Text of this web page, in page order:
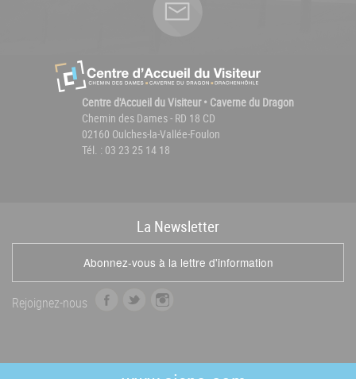
Centre d'Accueil du Visiteur • Caverne du Dragon
Chemin des Dames - RD 18 CD
02160 Oulches-la-Vallée-Foulon
Tél. : 03 23 25 14 18
La Newsletter
Abonnez-vous à la lettre d'information
Rejoignez-nous
b
t
a